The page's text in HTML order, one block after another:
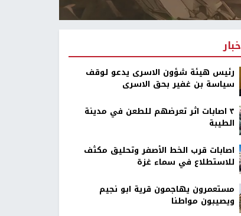
رئيس هيئة شؤون الاسرى يدعو لوقف
سياسة بن غفير بحق الاسرى
٣ اصابات اثر تعرضهم للطعن في مدينة
الطيبة
اصابات قرب الخط الأصفر وتحليق مكثف
للاستطلاع في سماء غزة
مستعمرون يهاجمون قرية ابو نجيم
ويصيبون مواطنا